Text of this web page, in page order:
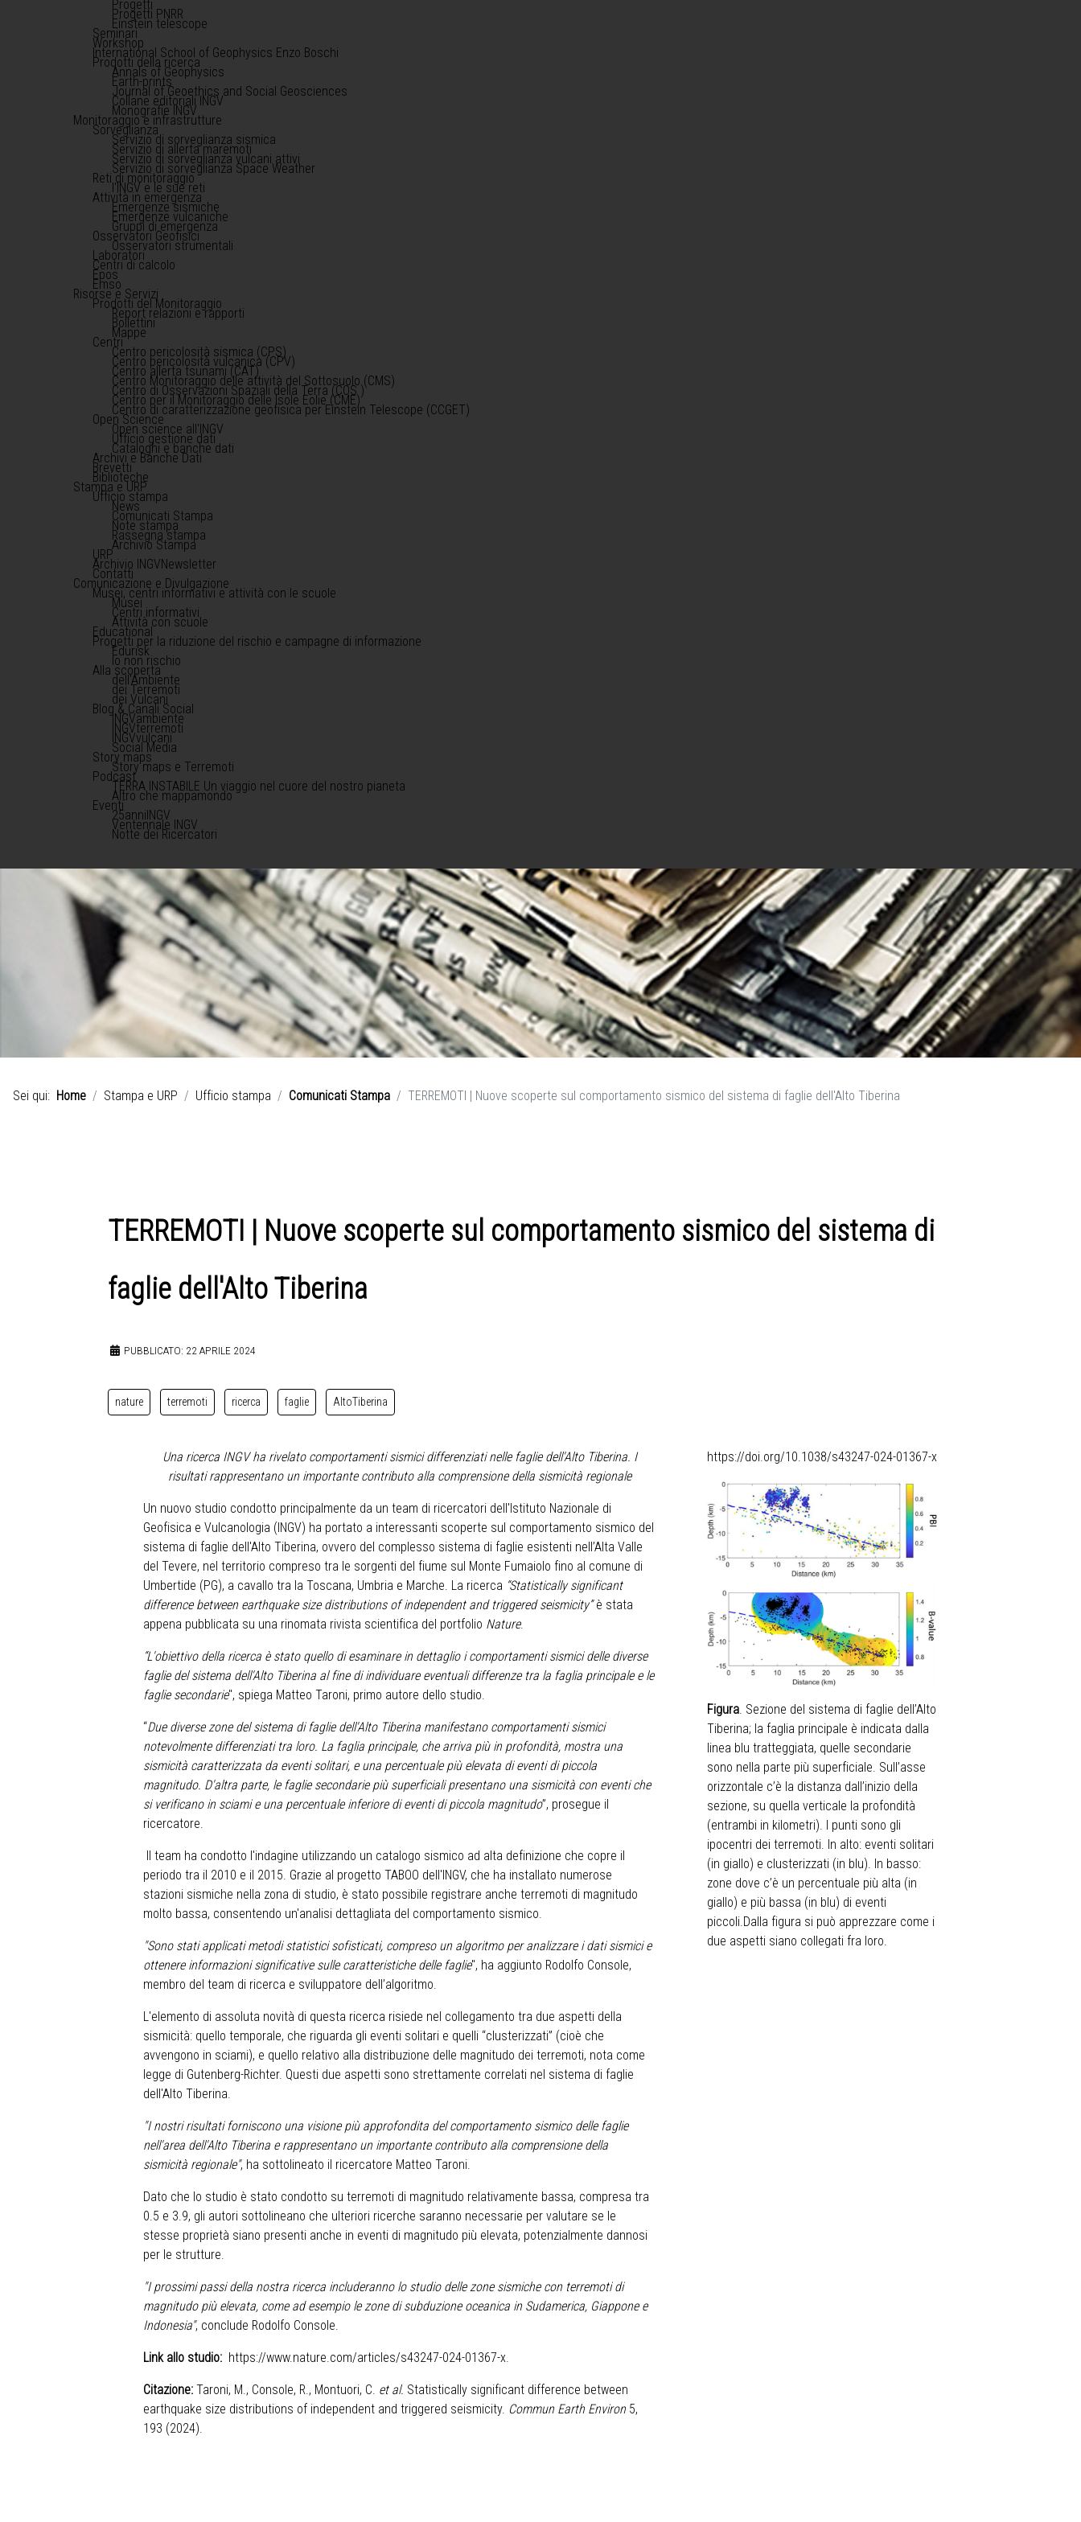
Progetti
Progetti PNRR
Einstein telescope
Seminari
Workshop
International School of Geophysics Enzo Boschi
Prodotti della ricerca
Annals of Geophysics
Earth-prints
Journal of Geoethics and Social Geosciences
Collane editoriali INGV
Monografie INGV
Monitoraggio e infrastrutture
Sorveglianza
Servizio di sorveglianza sismica
Servizio di allerta maremoti
Servizio di sorveglianza vulcani attivi
Servizio di sorveglianza Space Weather
Reti di monitoraggio
l'INGV e le sue reti
Attività in emergenza
Emergenze sismiche
Emergenze vulcaniche
Gruppi di emergenza
Osservatori Geofisici
Osservatori strumentali
Laboratori
Centri di calcolo
Epos
Emso
Risorse e Servizi
Prodotti del Monitoraggio
Report relazioni e rapporti
Bollettini
Mappe
Centri
Centro pericolosità sismica (CPS)
Centro pericolosità vulcanica (CPV)
Centro allerta tsunami (CAT)
Centro Monitoraggio delle attività del Sottosuolo (CMS)
Centro di Osservazioni Spaziali della Terra (COS )
Centro per il Monitoraggio delle Isole Eolie (CME)
Centro di caratterizzazione geofisica per Einstein Telescope (CCGET)
Open Science
Open science all'INGV
Ufficio gestione dati
Cataloghi e banche dati
Archivi e Banche Dati
Brevetti
Biblioteche
Stampa e URP
Ufficio stampa
News
Comunicati Stampa
Note stampa
Rassegna stampa
Archivio Stampa
URP
Archivio INGVNewsletter
Contatti
Comunicazione e Divulgazione
Musei, centri informativi e attività con le scuole
Musei
Centri informativi
Attività con scuole
Educational
Progetti per la riduzione del rischio e campagne di informazione
Edurisk
Io non rischio
Alla scoperta
dell'Ambiente
dei Terremoti
dei Vulcani
Blog & Canali Social
INGVambiente
INGVterremoti
INGVvulcani
Social Media
Story maps
Story maps e Terremoti
Podcast
TERRA INSTABILE Un viaggio nel cuore del nostro pianeta
Altro che mappamondo
Eventi
25anniINGV
Ventennale INGV
Notte dei Ricercatori
Sei qui: Home Stampa e URP Ufficio stampa Comunicati Stampa TERREMOTI | Nuove scoperte sul comportamento sismico del sistema di faglie dell'Alto Tiberina
TERREMOTI | Nuove scoperte sul comportamento sismico del sistema di
faglie dell'Alto Tiberina
PUBBLICATO: 22 APRILE 2024
nature terremoti ricerca faglie AltoTiberina
Una ricerca INGV ha rivelato comportamenti sismici differenziati nelle faglie dell'Alto Tiberina. I
risultati rappresentano un importante contributo alla comprensione della sismicità regionale
Un nuovo studio condotto principalmente da un team di ricercatori dell'Istituto Nazionale di
Geofisica e Vulcanologia (INGV) ha portato a interessanti scoperte sul comportamento sismico del
sistema di faglie dell'Alto Tiberina, ovvero del complesso sistema di faglie esistenti nell’Alta Valle
del Tevere, nel territorio compreso tra le sorgenti del fiume sul Monte Fumaiolo fino al comune di
Umbertide (PG), a cavallo tra la Toscana, Umbria e Marche. La ricerca “Statistically significant
difference between earthquake size distributions of independent and triggered seismicity”è stata
appena pubblicata su una rinomata rivista scientifica del portfolio Nature.
“L'obiettivo della ricerca è stato quello di esaminare in dettaglio i comportamenti sismici delle diverse
faglie del sistema dell'Alto Tiberina al fine di individuare eventuali differenze tra la faglia principale e le
faglie secondarie", spiega Matteo Taroni, primo autore dello studio.
“Due diverse zone del sistema di faglie dell'Alto Tiberina manifestano comportamenti sismici
notevolmente differenziati tra loro. La faglia principale, che arriva più in profondità, mostra una
sismicità caratterizzata da eventi solitari, e una percentuale più elevata di eventi di piccola
magnitudo. D'altra parte, le faglie secondarie più superficiali presentano una sismicità con eventi che
si verificano in sciami e una percentuale inferiore di eventi di piccola magnitudo”, prosegue il
ricercatore.
Il team ha condotto l'indagine utilizzando un catalogo sismico ad alta definizione che copre il
periodo tra il 2010 e il 2015. Grazie al progetto TABOO dell'INGV, che ha installato numerose
stazioni sismiche nella zona di studio, è stato possibile registrare anche terremoti di magnitudo
molto bassa, consentendo un'analisi dettagliata del comportamento sismico.
"Sono stati applicati metodi statistici sofisticati, compreso un algoritmo per analizzare i dati sismici e
ottenere informazioni significative sulle caratteristiche delle faglie", ha aggiunto Rodolfo Console,
membro del team di ricerca e sviluppatore dell’algoritmo.
L'elemento di assoluta novità di questa ricerca risiede nel collegamento tra due aspetti della
sismicità: quello temporale, che riguarda gli eventi solitari e quelli “clusterizzati” (cioè che
avvengono in sciami), e quello relativo alla distribuzione delle magnitudo dei terremoti, nota come
legge di Gutenberg-Richter. Questi due aspetti sono strettamente correlati nel sistema di faglie
dell'Alto Tiberina.
"I nostri risultati forniscono una visione più approfondita del comportamento sismico delle faglie
nell'area dell'Alto Tiberina e rappresentano un importante contributo alla comprensione della
sismicità regionale", ha sottolineato il ricercatore Matteo Taroni.
Dato che lo studio è stato condotto su terremoti di magnitudo relativamente bassa, compresa tra
0.5 e 3.9, gli autori sottolineano che ulteriori ricerche saranno necessarie per valutare se le
stesse proprietà siano presenti anche in eventi di magnitudo più elevata, potenzialmente dannosi
per le strutture.
"I prossimi passi della nostra ricerca includeranno lo studio delle zone sismiche con terremoti di
magnitudo più elevata, come ad esempio le zone di subduzione oceanica in Sudamerica, Giappone e
Indonesia", conclude Rodolfo Console.
Link allo studio: https://www.nature.com/articles/s43247-024-01367-x.
Citazione:Taroni, M., Console, R., Montuori, C. et al. Statistically significant difference between
earthquake size distributions of independent and triggered seismicity. Commun Earth Environ5,
193 (2024).
https://doi.org/10.1038/s43247-024-01367-x
Figura. Sezione del sistema di faglie dell’Alto
Tiberina; la faglia principale è indicata dalla
linea blu tratteggiata, quelle secondarie
sono nella parte più superficiale. Sull’asse
orizzontale c’è la distanza dall’inizio della
sezione, su quella verticale la profondità
(entrambi in kilometri). I punti sono gli
ipocentri dei terremoti. In alto: eventi solitari
(in giallo) e clusterizzati (in blu). In basso:
zone dove c’è un percentuale più alta (in
giallo) e più bassa (in blu) di eventi
piccoli.Dalla figura si può apprezzare come i
due aspetti siano collegati fra loro.